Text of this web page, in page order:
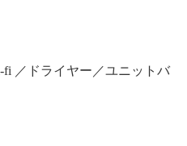
／ドライヤー／ユニットバ